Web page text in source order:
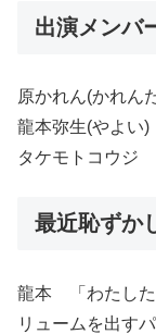
出演メンバ
原かれん(かれん
龍本弥生(やよい)
タケモトコウジ
最近恥ずか
龍本 「わたした
リュームを出す